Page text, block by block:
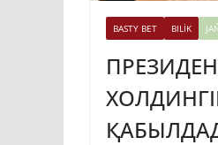
BASTY BET BILİK